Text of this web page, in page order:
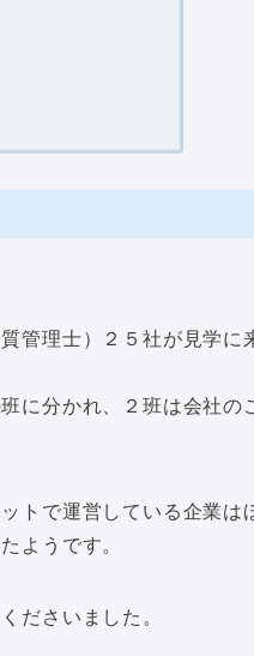
管理士）２５社が見学に
に分かれ、２班は会社の
トで運営している企業は
ようです。
ださいました。